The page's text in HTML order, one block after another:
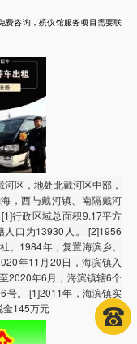
费咨询，殡仪馆服务项目需要联
区，地处北戴河区中部，
，西与戴河镇、南隔戴河
行政区域总面积9.17平方
口为13930人。 [2]1956
。1984年，复置海滨乡。
年11月20日，海滨镇入
2020年6月，海滨镇辖6个
号。 [1]2011年，海滨镇实
金145万元